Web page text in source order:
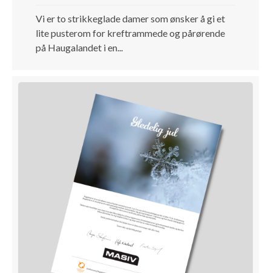
Vi er to strikkeglade damer som ønsker å gi et
lite pusterom for kreftrammede og pårørende
på Haugalandet i en...